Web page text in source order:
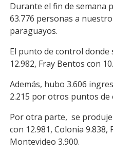
Facebook
WhatsApp
Email
Copy
Durante el fin de semana
63.776 personas a
paraguayos.
El punto de control donde
12.982, Fray Bentos con
Además, hubo 3.606
2.215 por otros puntos de
Por otra parte, se
con 12.981, Colonia
Montevideo 3.900.